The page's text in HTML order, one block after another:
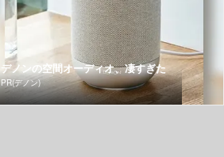
デノンの空間オーディオ、凄すぎた
PR(デノン)